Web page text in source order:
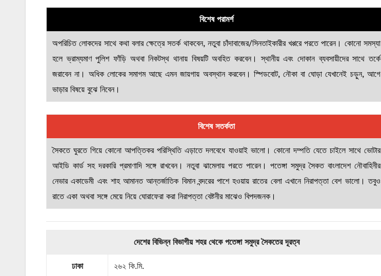
বিশেষ পরামর্শ
অপরিচিত লোকদের সাথে কথা বলার ক্ষেত্রে সতর্ক থাকবেন, নতুবা চাঁদাবাজের/সিনতাইকারীর খপ্পরে পরতে পারেন। কোনো সমস্যা
হলে ভ্রাম্যমাণ পুলিশ ফাঁড়ি অথবা নিকটস্থ থানায় বিষয়টি অবহিত করবেন। স্থানীয় এবং দোকান ব্যবসায়ীদের সাথে তর্কে
জরাবেন না। অধিক লোকের সমাগম আছে এমন জায়গায় অবস্থান করবেন। স্পিডবোট, নৌকা বা ঘোড়া যেখানেই চড়ুন, আগে
ভাড়ার বিষয়ে বুঝে নিবেন।
বিশেষ সতর্কতা
সৈকতে ঘুরতে গিয়ে কোনো আপত্তিকর পরিস্থিতি এড়াতে দলবেধে যাওয়াই ভালো। কোনো দম্পতি যেতে চাইলে সাথে ভোটার
আইডি কার্ড সহ দরকারি প্রমাণাদি সঙ্গে রাখবেন। নতুবা ঝামেলায় পরতে পারেন। পতেঙ্গা সমুদ্র সৈকত বাংলাদেশ নৌবাহিনীর
নেভার একাডেমী এবং শাহ আমানত আন্তর্জাতিক বিমান বন্দরের পাশে হওয়ায় রাতের বেলা এখানে নিরাপত্তা বেশ ভালো। তবুও
রাতে একা অথবা সঙ্গে মেয়ে নিয়ে ঘোরাফেরা করা নিরাপত্তা বেষ্টনীর মাঝেও বিপদজনক।
দেশের বিভিন্ন বিভাগীয় শহর থেকে পতেঙ্গা সমুদ্র সৈকতের দূরত্ব
ঢাকা ২৬২ কি.মি.